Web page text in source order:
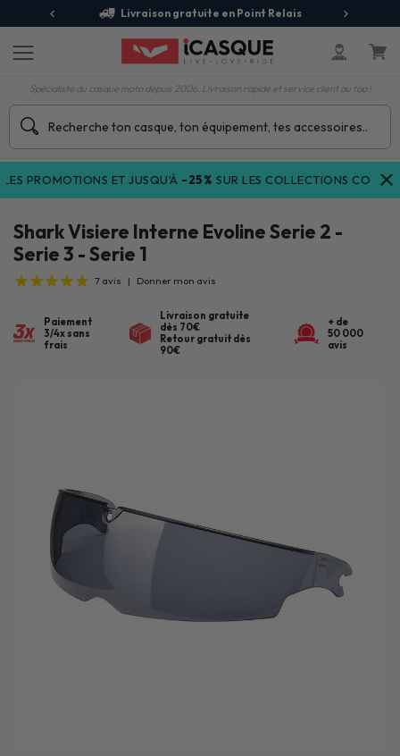
Livraison gratuite en Point Relais
Spécialiste du casque moto depuis 2006. Livraison rapide et service client au top !
PROMOTIONS ET JUSQU'À-25%SUR LES COLLECTIONS
Shark Visiere Interne Evoline Serie 2 -
Serie 3 - Serie 1
7 avis | Donner mon avis
Paiement
3/4x sans
frais
Livraison gratuite
dès 70€
Retour gratuit dès
90€
+ de
50 000
avis